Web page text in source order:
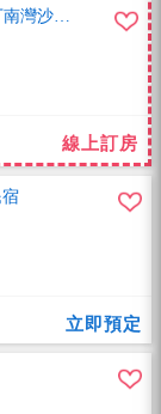
灣沙灘
線上訂房
立即預定